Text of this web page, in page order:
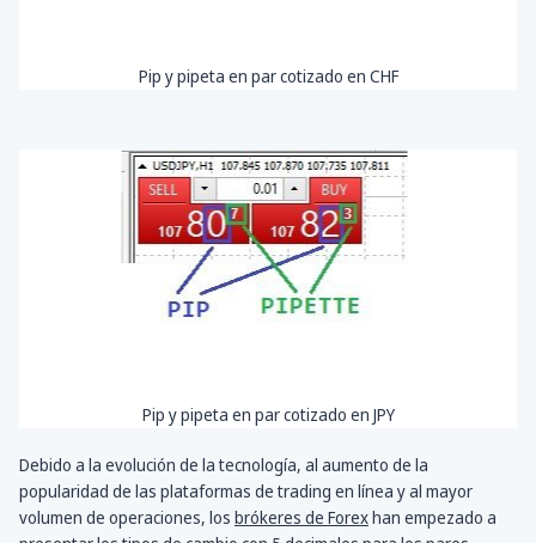
Pip y pipeta en par cotizado en CHF
Pip y pipeta en par cotizado en JPY
Debido a la evolución de la tecnología, al aumento de la
popularidad de las plataformas de trading en línea y al mayor
volumen de operaciones, los brókeres de Forexhan empezado a